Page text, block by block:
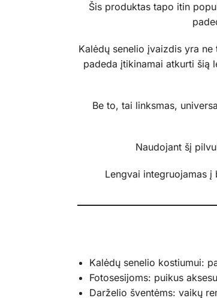
Šis produktas tapo itin
Kalėdų senelio įvaizdis yra
padeda įtikinamai atkurti šią
Be to, tai linksmas,
Naudojant šį
Lengvai integruojamas
Kalėdų senelio kostiumui:
Fotosesijoms: puikus
Darželio šventėms: vaikų